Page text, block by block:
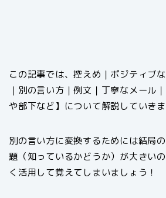
この記事では、控えめ｜ポジティブ
｜別の言い方｜例文｜丁寧なメール
や部下など】について解説していきま
別の言い方に変換するためには結局
題（知っているかどうか）が大きい
く活用して覚えてしまいましょう！